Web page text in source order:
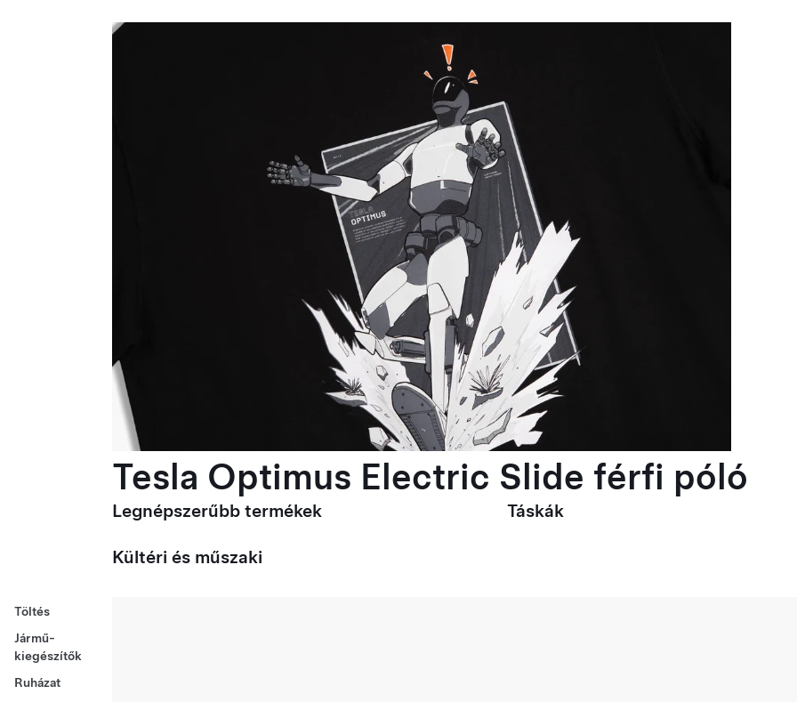
Töltés
Jármű-
kiegészítők
Ruházat
Tesla Optimus Electric Slide férfi póló
Legnépszerűbb termékek Táskák
Kültéri és műszaki